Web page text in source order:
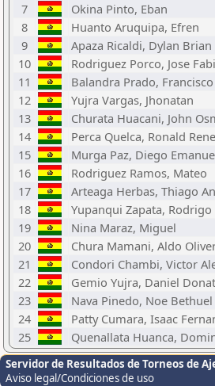
7
Okina Pinto, Eban
8
Huanto Aruquipa, Efren
9
Apaza Ricaldi, Dylan Brian
10
Rodriguez Porco, Jose
11
Balandra Prado, Francisco
12
Yujra Vargas, Jhonatan
13
Churata Huacani, John
14
Perca Quelca, Ronald Rene
15
Murga Paz, Diego
16
Rodriguez Ramos, Mateo
17
Arteaga Herbas, Thiago
18
Yupanqui Zapata, Rodrigo
19
Nina Maraz, Miguel
20
Chura Mamani, Aldo
21
Condori Chambi, Victor
22
Gemio Yujra, Daniel
23
Nava Pinedo, Noe Bethuel
24
Patty Cumara, Isaac
25
Quenallata Huanca,
Servidor de Resultados de Torneos de
Aviso legal/Condiciones de uso